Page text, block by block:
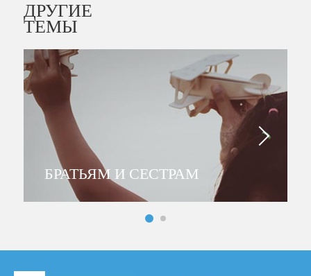
ДРУГИЕ
ТЕМЫ
БРАТЬЯМ И СЕСТРАМ